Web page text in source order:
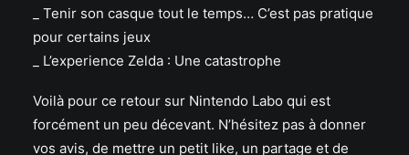
_ Tenir son casque tout le temps… C’est pas pratique
pour certains jeux
_ L’experience Zelda : Une catastrophe
Voilà pour ce retour sur Nintendo Labo qui est
forcément un peu décevant. N’hésitez pas à donner
vos avis, de mettre un petit like, un partage et de